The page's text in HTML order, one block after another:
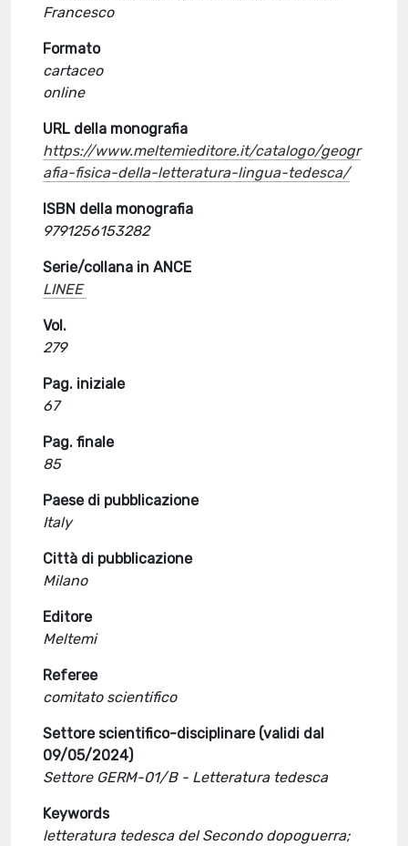
Francesco
Formato
cartaceo
online
URL della monografia
https://www.meltemieditore.it/catalogo/geogr
afia-fisica-della-letteratura-lingua-tedesca/
ISBN della monografia
9791256153282
Serie/collana in ANCE
LINEE
Vol.
279
Pag. iniziale
67
Pag. finale
85
Paese di pubblicazione
Italy
Città di pubblicazione
Milano
Editore
Meltemi
Referee
comitato scientifico
Settore scientifico-disciplinare (validi dal
09/05/2024)
Settore GERM-01/B - Letteratura tedesca
Keywords
letteratura tedesca del Secondo dopoguerra;